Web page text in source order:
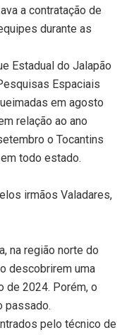
a contratação de
durante as
Estadual do Jalapão
Espaciais
em agosto
relação ao ano
o Tocantins
todo estado.
irmãos Valadares,
na região norte do
descobrirem uma
de 2024. Porém, o
passado.
pelo técnico de